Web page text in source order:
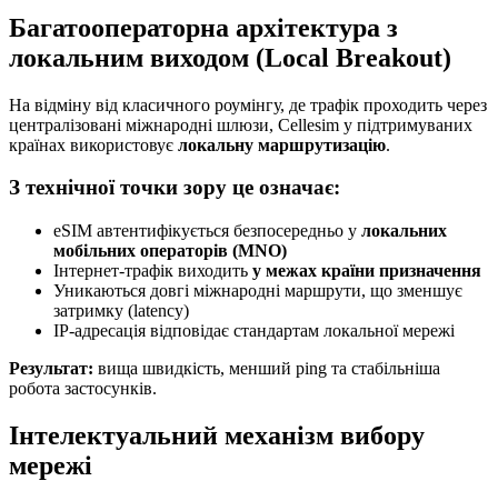
Багатооператорна архітектура з
локальним виходом (Local Breakout)
На відміну від класичного роумінгу, де трафік проходить через
централізовані міжнародні шлюзи, Cellesim у підтримуваних
країнах використовує локальну маршрутизацію.
З технічної точки зору це означає:
eSIM автентифікується безпосередньо у локальних
мобільних операторів (MNO)
Інтернет-трафік виходить у межах країни призначення
Уникаються довгі міжнародні маршрути, що зменшує
затримку (latency)
IP-адресація відповідає стандартам локальної мережі
Результат: вища швидкість, менший ping та стабільніша
робота застосунків.
Інтелектуальний механізм вибору
мережі